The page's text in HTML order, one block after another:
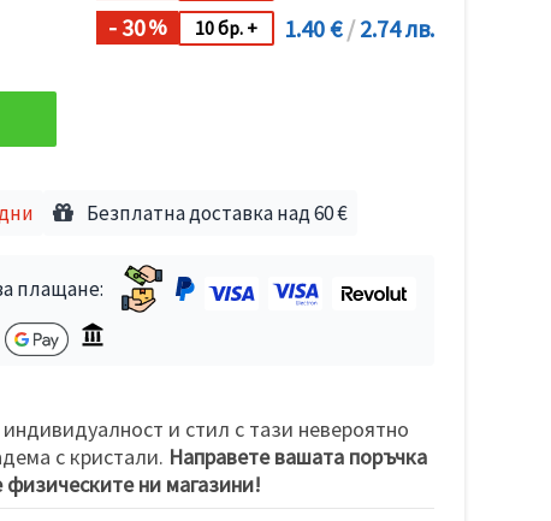
- 30% 10 бр. + 1.40 €/2.74 лв.
Безплатна доставка над 60 €
плащане:
и стил с тази невероятно
с кристали. Направете вашата поръчка
ни магазини!